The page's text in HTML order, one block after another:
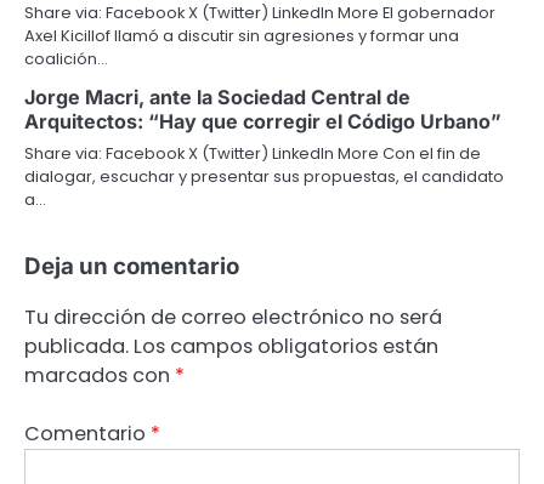
Share via: Facebook X (Twitter) LinkedIn More El gobernador
Axel Kicillof llamó a discutir sin agresiones y formar una
coalición…
Jorge Macri, ante la Sociedad Central de
Arquitectos: “Hay que corregir el Código Urbano”
Share via: Facebook X (Twitter) LinkedIn More Con el fin de
dialogar, escuchar y presentar sus propuestas, el candidato
a…
Deja un comentario
Tu dirección de correo electrónico no será
publicada. Los campos obligatorios están
marcados con *
Comentario *